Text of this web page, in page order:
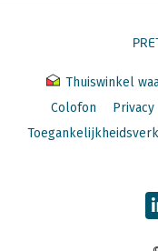
Thuiswinkel
Colofon
Privacy